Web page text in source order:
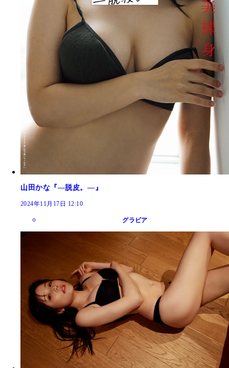
山田かな『―脱皮。―』
2024年11月17日 12:10
グラビア